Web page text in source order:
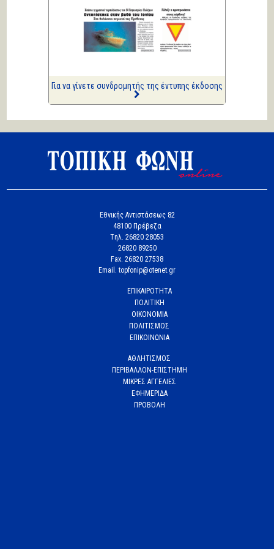
ΑΡΙΩΝ
Ιστορίες Καθημερινής
Τρέλας
Για να γίνετε συνδρομητής της έντυπης έκδοσης
Εθνικής Αντιστάσεως 82
48100 Πρέβεζα
Tηλ. 26820 28053
26820 89250
Fax. 26820 27538
Email. topfonip@otenet.gr
ΕΠΙΚΑΙΡΟΤΗΤΑ
ΠΟΛΙΤΙΚΗ
ΟΙΚΟΝΟΜΙΑ
ΠΟΛΙΤΙΣΜΟΣ
ΕΠΙΚΟΙΝΩΝΙΑ
ΑΘΛΗΤΙΣΜΟΣ
ΠΕΡΙΒΑΛΛΟΝ-ΕΠΙΣΤΗΜΗ
ΜΙΚΡΕΣ ΑΓΓΕΛΙΕΣ
ΕΦΗΜΕΡΙΔΑ
ΠΡΟΒΟΛΗ